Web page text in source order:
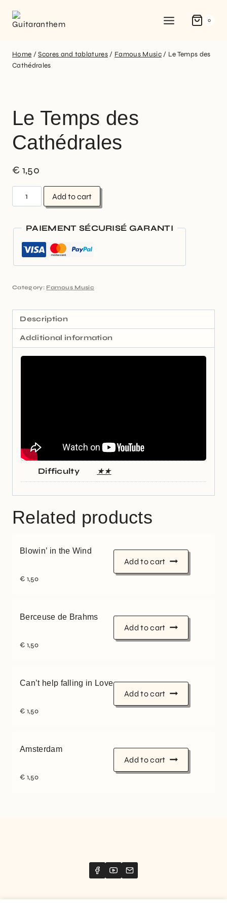
0
Home / Scores and tablatures / Famous Music / Le Temps des
Cathédrales
Le Temps des
Cathédrales
€ 1,50
Add to cart
PAIEMENT SÉCURISÉ GARANTI
Category: Famous Music
Description
Additional information
Difficulty ★★
Related products
Blowin’ in the Wind
€ 1,50
Add to cart
Berceuse de Brahms
€ 1,50
Add to cart
Can’t help falling in Love
€ 1,50
Add to cart
Amsterdam
€ 1,50
Add to cart